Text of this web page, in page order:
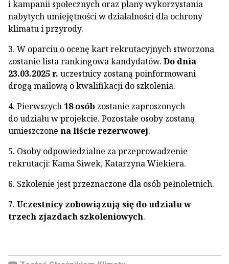
i kampanii społecznych oraz plany wykorzystania
nabytych umiejętności w działalności dla ochrony
klimatu i przyrody.
3. W oparciu o ocenę kart rekrutacyjnych stworzona
zostanie lista rankingowa kandydatów. Do dnia
23.03.2025 r. uczestnicy zostaną poinformowani
drogą mailową o kwalifikacji do szkolenia.
4. Pierwszych 18 osób zostanie zaproszonych
do udziału w projekcie. Pozostałe osoby zostaną
umieszczone na liście rezerwowej.
5. Osoby odpowiedzialne za przeprowadzenie
rekrutacji: Kama Siwek, Katarzyna Wiekiera.
6. Szkolenie jest przeznaczone dla osób pełnoletnich.
7. Uczestnicy zobowiązują się do udziału w
trzech zjazdach szkoleniowych.